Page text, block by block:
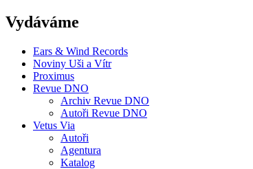
Vydáváme
Ears & Wind Records
Noviny Uši a Vítr
Proximus
Revue DNO
Archiv Revue DNO
Autoři Revue DNO
Vetus Via
Autoři
Agentura
Katalog